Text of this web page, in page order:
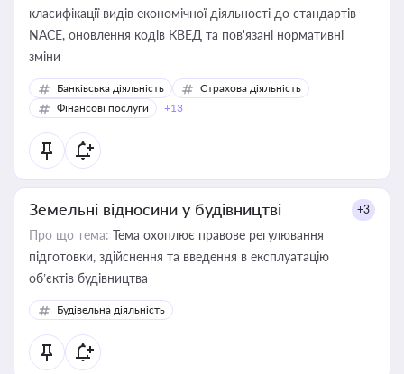
класифікації видів економічної діяльності до стандартів
NACE, оновлення кодів КВЕД та пов'язані нормативні
зміни
Банківська діяльність
Страхова діяльність
Фінансові послуги
+13
Земельні відносини у будівництві +3
Про що тема: Тема охоплює правове регулювання
підготовки, здійснення та введення в експлуатацію
об’єктів будівництва
Будівельна діяльність